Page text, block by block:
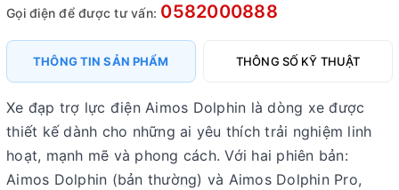
Gọi điện để được tư vấn: 0582000888
THÔNG TIN SẢN PHẨM THÔNG SỐ KỸ THUẬT
Xe đạp trợ lực điện Aimos Dolphin là dòng xe được
thiết kế dành cho những ai yêu thích trải nghiệm linh
hoạt, mạnh mẽ và phong cách. Với hai phiên bản:
Aimos Dolphin (bản thường) và Aimos Dolphin Pro,